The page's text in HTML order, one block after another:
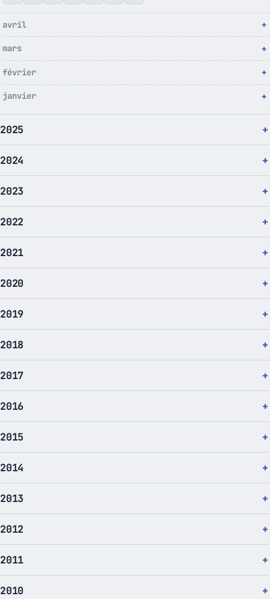
avril
mars
février
janvier
2025
2024
2023
2022
2021
2020
2019
2018
2017
2016
2015
2014
2013
2012
2011
2010